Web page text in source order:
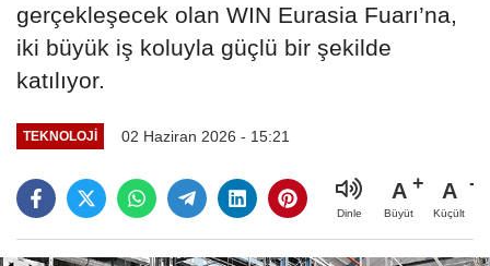
gerçekleşecek olan WIN Eurasia Fuarı’na,
iki büyük iş koluyla güçlü bir şekilde
katılıyor.
TEKNOLOJİ 02 Haziran 2026 - 15:21
Dinle
A
Büyüt
A
Küçült